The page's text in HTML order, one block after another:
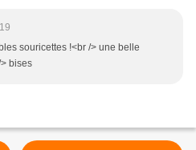
souricettes !<br /> une belle
bises